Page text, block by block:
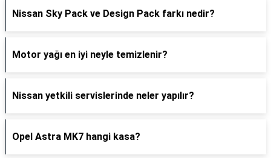
Nissan Sky Pack ve Design Pack farkı nedir?
Motor yağı en iyi neyle temizlenir?
Nissan yetkili servislerinde neler yapılır?
Opel Astra MK7 hangi kasa?